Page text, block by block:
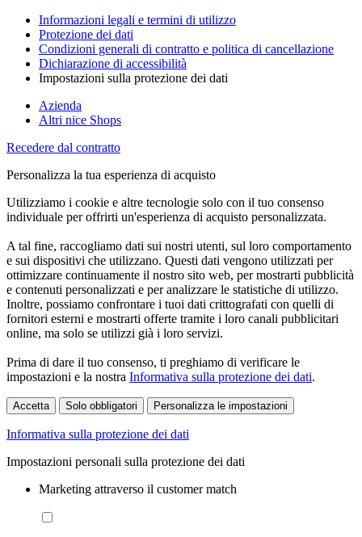
Informazioni legali e termini di utilizzo
Protezione dei dati
Condizioni generali di contratto e politica di cancellazione
Dichiarazione di accessibilità
Impostazioni sulla protezione dei dati
Azienda
Altri nice Shops
Recedere dal contratto
Personalizza la tua esperienza di acquisto
Utilizziamo i cookie e altre tecnologie solo con il tuo consenso
individuale per offrirti un'esperienza di acquisto personalizzata.
A tal fine, raccogliamo dati sui nostri utenti, sul loro comportamento
e sui dispositivi che utilizzano. Questi dati vengono utilizzati per
ottimizzare continuamente il nostro sito web, per mostrarti pubblicità
e contenuti personalizzati e per analizzare le statistiche di utilizzo.
Inoltre, possiamo confrontare i tuoi dati crittografati con quelli di
fornitori esterni e mostrarti offerte tramite i loro canali pubblicitari
online, ma solo se utilizzi già i loro servizi.
Prima di dare il tuo consenso, ti preghiamo di verificare le
impostazioni e la nostra Informativa sulla protezione dei dati.
Accetta Solo obbligatori Personalizza le impostazioni
Informativa sulla protezione dei dati
Impostazioni personali sulla protezione dei dati
Marketing attraverso il customer match